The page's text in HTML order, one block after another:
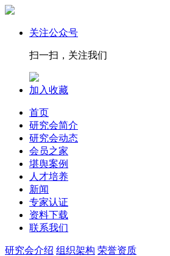
关注公众号
扫一扫，关注我们
加入收藏
首页
研究会简介
研究会动态
会员之家
堪舆案例
人才培养
新闻
专家认证
资料下载
联系我们
研究会介绍 组织架构 荣誉资质